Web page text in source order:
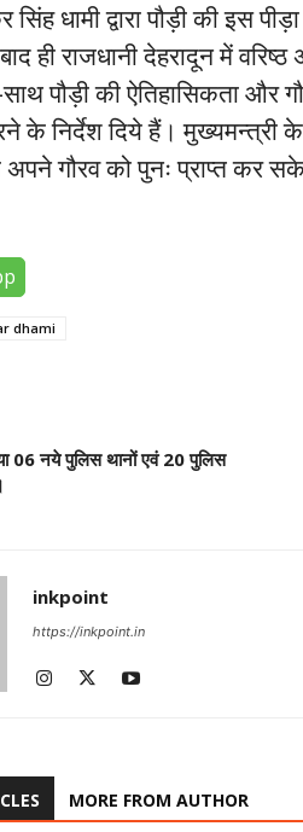
सिंह धामी द्वारा पौड़ी की इस
ही राजधानी देहरादून में
पौड़ी की ऐतिहासिकता और
के निर्देश दिये हैं।
अपने गौरव को पुनः प्राप्त कर
dhami
06 नये पुलिस थानों एवं 20 पुलिस
inkpoint
https://inkpoint.in
MORE FROM AUTHOR